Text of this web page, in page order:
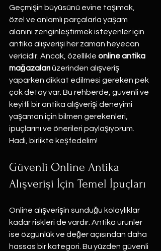
Geçmişin büyüsünü evine taşımak,
özel ve anlamlı parçalarla yaşam
alanını zenginleştirmek isteyenler için
antika alışverişi her zaman heyecan
vericidir. Ancak, özellikle online antika
mağazaları üzerinden alışveriş
yaparken dikkat edilmesi gereken pek
çok detay var. Bu rehberde, güvenli ve
keyifli bir antika alışverişi deneyimi
yaşaman için bilmen gerekenleri,
ipuçlarını ve önerileri paylaşıyorum.
Hadi, birlikte keşfedelim!
Güvenli Online Antika
Alışverişi İçin Temel İpuçları
Online alışverişin sunduğu kolaylıklar
kadar riskleri de vardır. Antika ürünler
ise özgünlük ve değer açısından daha
hassas bir kategori. Bu yüzden güvenli